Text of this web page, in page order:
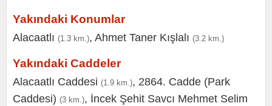
Yakındaki Konumlar
Alacaatlı (1.3 km.), Ahmet Taner Kışlalı (3.2 km.)
Yakındaki Caddeler
Alacaatlı Caddesi (1.9 km.), 2864. Cadde (Park
Caddesi) (3 km.), İncek Şehit Savcı Mehmet Selim